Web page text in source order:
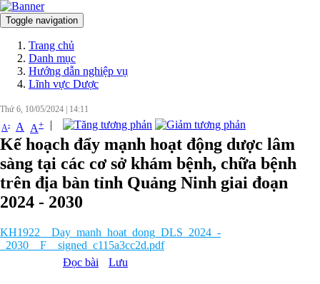
Toggle navigation
Trang chủ
Danh mục
Hướng dẫn nghiệp vụ
Lĩnh vực Dược
Thứ 6, 10/05/2024
14:11
A- A A+ |
Kế hoạch đẩy mạnh hoạt động dược lâm
sàng tại các cơ sở khám bệnh, chữa bệnh
trên địa bàn tỉnh Quảng Ninh giai đoạn
2024 - 2030
KH1922__Day_manh_hoat_dong_DLS_2024_-
_2030__F__signed_c115a3cc2d.pdf
Đọc bài
Lưu